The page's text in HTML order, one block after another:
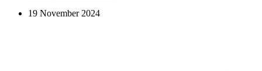
pentru
19 November 2024